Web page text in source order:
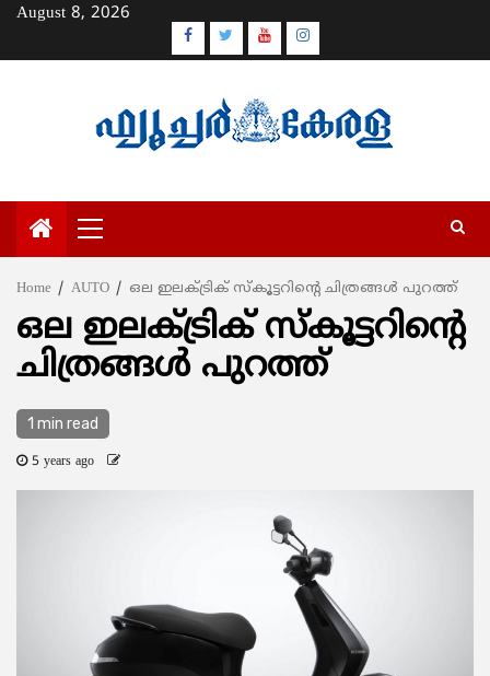
Skip
content
August 8, 2026
Facebook
TwitterYoutubeInstagram
Primary
Menu
Home AUTO ഒല ഇലക്ട്രിക് സ്‌കൂട്ടറിന്റെ ചിത്രങ്ങള്‍ പുറത്ത്
ഒല ഇലക്ട്രിക് സ്‌കൂട്ടറിന്റെ
ചിത്രങ്ങള്‍ പുറത്ത്
1 min read
5 years ago